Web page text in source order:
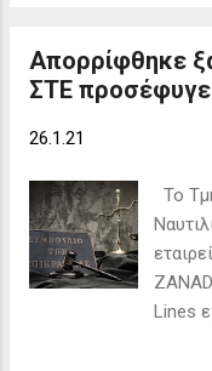
να
όλες
(ΗΗΕ).
πρώτη
Απορρίφθηκε
ΣΤΕ
26.1.21
Το
Lines